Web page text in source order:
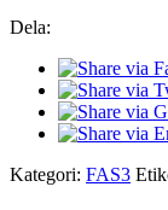
Dela:
Kategori: FAS3